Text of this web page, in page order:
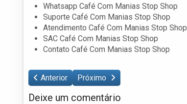
Whatsapp Café Com Manias Stop Shop
Suporte Café Com Manias Stop Shop
Atendimento Café Com Manias Stop Shop
SAC Café Com Manias Stop Shop
Contato Café Com Manias Stop Shop
Anterior Próximo
Deixe um comentário